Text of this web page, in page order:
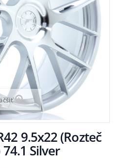
9.5x22 (Rozteč
Silver